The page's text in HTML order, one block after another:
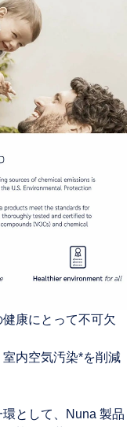
康にとって不可欠
内空気汚染*を削減
として、Nuna 製品